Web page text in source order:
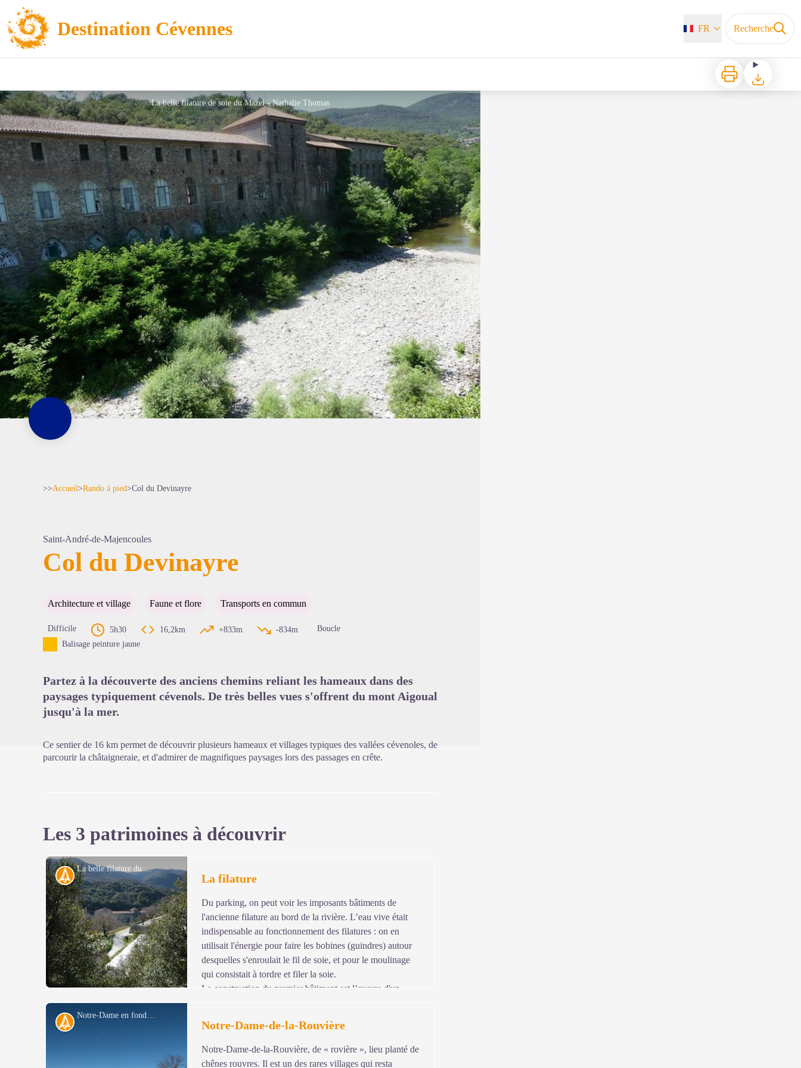
Destination Cévennes FR Recherche
Imprimer Télécharger
La belle filature de soie du Mazel - Nathalie Thomas
>>Accueil>Rando à pied>Col du Devinayre
Saint-André-de-Majencoules
Col du Devinayre
Architecture et village Faune et flore Transports en commun
Difficile 5h30 16,2km +833m -834m
Boucle
Balisage peinture jaune
Partez à la découverte des anciens chemins reliant les hameaux dans des
paysages typiquement cévenols. De très belles vues s'offrent du mont Aigoual
jusqu'à la mer.
Ce sentier de 16 km permet de découvrir plusieurs hameaux et villages typiques des vallées cévenoles, de
parcourir la châtaigneraie, et d'admirer de magnifiques paysages lors des passages en crête.
Les 3 patrimoines à découvrir
La belle filature du Mazel - Michel Monnot
Voir l'image en plein écran
Histoire La filature
Du parking, on peut voir les imposants bâtiments de
l'ancienne filature au bord de la rivière. L’eau vive était
indispensable au fonctionnement des filatures : on en
utilisait l'énergie pour faire les bobines (guindres) autour
desquelles s'enroulait le fil de soie, et pour le moulinage
qui consistait à tordre et filer la soie.
La construction du premier bâtiment est l’œuvre d'un
inconnu, on sait qu’une forge y est installée en 1806 et qu’en 1943 le bâtiment abrite une
moulinerie et une filature. Le deuxième bâtiment est ajouté en 1856, et en 1900 les bâtiments
sont éclairés à l'électricité. En 1936, l'ensemble est géré par la "société des filatures de soie des
hautes Cévennes". En 1984, Bresson-Rande y tient encore un atelier de bonneterie. En 1995,
Notre-Dame en fond - Michel Monnot
Histoire Notre-Dame-de-la-Rouvière
Notre-Dame-de-la-Rouvière, de « rovière », lieu planté de
chênes rouvres. Il est un des rares villages qui resta